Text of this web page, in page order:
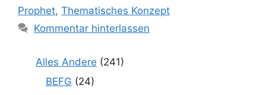
Prophet, Thematisches Konzept
Kommentar hinterlassen
Alles Andere (241)
BEFG (24)